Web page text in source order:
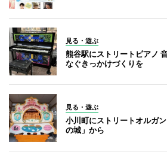
見る・遊ぶ
熊谷駅にストリートピアノ
なぐきっかけづくりを
見る・遊ぶ
小川町にストリートオルガ
の城」から